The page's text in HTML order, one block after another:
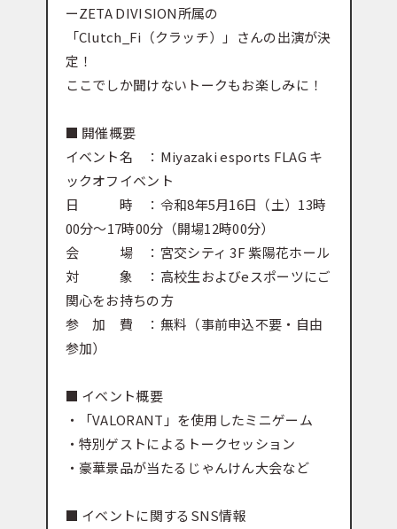
ーZETA DIVISION所属の
「Clutch_Fi（クラッチ）」さんの出演が決
定！
ここでしか聞けないトークもお楽しみに！
■ 開催概要
イベント名 ：Miyazaki esports FLAG キ
ックオフイベント
日 時 ：令和8年5月16日（土）13時
00分～17時00分（開場12時00分）
会 場 ：宮交シティ 3F 紫陽花ホール
対 象 ：高校生およびeスポーツにご
関心をお持ちの方
参 加 費 ：無料（事前申込不要・自由
参加）
■ イベント概要
・「VALORANT」を使用したミニゲーム
・特別ゲストによるトークセッション
・豪華景品が当たるじゃんけん大会など
■ イベントに関するSNS情報